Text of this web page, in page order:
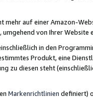
mehr auf einer Amazon-
von Ihrer
in den
Produkt, eine
zu diesen steht
Markenrichtlinien definiert)